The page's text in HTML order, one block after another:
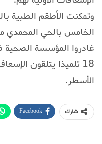
وتمكنت الأطقم الطبية
الخامس بالحي المحمدي
غادروا المؤسسة الصحية
18 تلميذا يتلقون
الأسطر.
شارك Facebook